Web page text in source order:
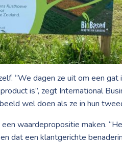
“We dagen ze uit om een
is”, zegt International
wel doen als ze in hun
waardepropositie maken.
dat een klantgerichte